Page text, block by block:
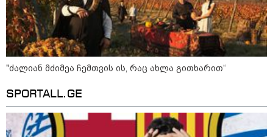
კატეგორიის ყველა სიახლე
უარყოფს 15-პუნქტიან დოკუმენტს
- „ღაზადან“ ძალების გაყვანა არ
მოხდება, სანამ „ჰამასი“
"ძალიან მძიმეა ჩემთვის ის, რაც ახლა გითხარით“
SPORTALL.GE